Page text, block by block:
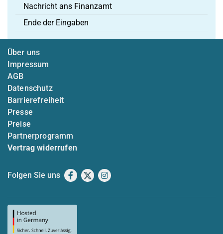
Nachricht ans Finanzamt
Ende der Eingaben
Über uns
Impressum
AGB
Datenschutz
Barrierefreiheit
Presse
Preise
Partnerprogramm
Vertrag widerrufen
Folgen Sie uns Facebook
X Instagram